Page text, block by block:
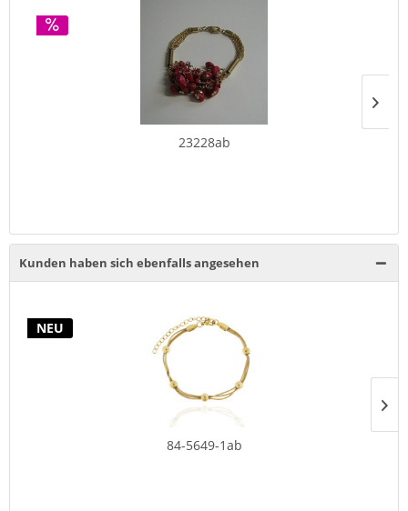
23228ab
Kunden haben sich ebenfalls angesehen
NEU
84-5649-1ab